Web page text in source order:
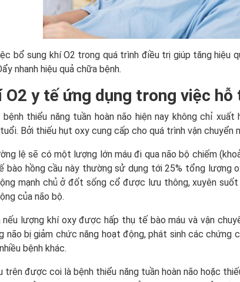
bổ sung khí O2 trong quá trình điều trị giúp tăng hiệu
nhanh hiệu quả chữa bệnh.
O2 y tế ứng dụng trong việc
thiểu năng tuần hoàn não hiện nay không chỉ
Bởi thiếu hụt oxy cung cấp cho quá trình vận chuyển
lệ sẽ có một lượng lớn máu đi qua não bộ chiếm
bào hồng cầu này thường sử dụng tới 25% tổng lượng
mạnh chủ ở đốt sống cổ được lưu thông, xuyên
của não bộ.
nếu lượng khí oxy được hấp thụ tế bào máu và vận
não bị giảm chức năng hoạt động, phát sinh các chứng
bệnh khác.
trên được coi là bệnh thiểu năng tuần hoàn não hoặc